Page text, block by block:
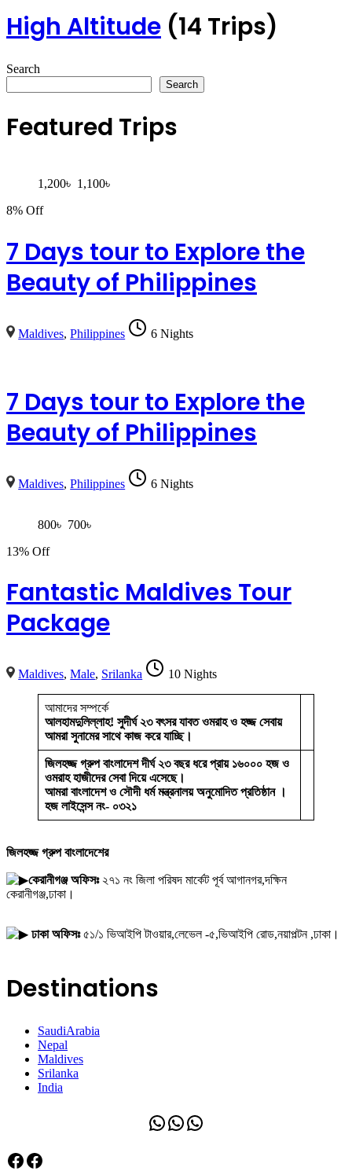
High Altitude (14 Trips)
Search
Search
Featured Trips
1,200৳ 1,100৳
8% Off
7 Days tour to Explore the
Beauty of Philippines
Maldives,Philippines 6 Nights
7 Days tour to Explore the
Beauty of Philippines
Maldives,Philippines 6 Nights
800৳ 700৳
13% Off
Fantastic Maldives Tour
Package
Maldives,Male, Srilanka 10 Nights
আমাদের সম্পর্কে
আলহামদুলিল্লাহ! সুদীর্ঘ ২৩ বৎসর যাবত ওমরাহ ও হজ্জ সেবায়
আমরা সুনামের সাথে কাজ করে যাচ্ছি।
জিলহজ্জ গ্রুপ বাংলাদেশ দীর্ঘ ২৩ বছর ধরে প্রায় ১৬০০০ হজ ও
ওমরাহ হাজীদের সেবা দিয়ে এসেছে।
আমরা বাংলাদেশ ও সৌদী ধর্ম মন্ত্রনালয় অনুমোদিত প্রতিষ্ঠান ।
হজ লাইসেন্স নং- ০৩২১
জিলহজ্জ গ্রুপ বাংলাদেশের
কেরানীগঞ্জ অফিসঃ২৭১ নং জিলা পরিষদ মার্কেট পূর্ব আগানগর,দক্ষিন
কেরানীগঞ্জ,ঢাকা।
ঢাকা অফিসঃ৫১/১ ভিআইপি টাওয়ার,লেভেল -৫,ভিআইপি রোড,নয়াপল্টন ,ঢাকা।
Destinations
SaudiArabia
Nepal
Maldives
Srilanka
India
WhatsApp
WhatsApp
WhatsApp
Facebook
Facebook